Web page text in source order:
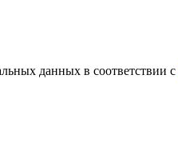
данных в соответствии с